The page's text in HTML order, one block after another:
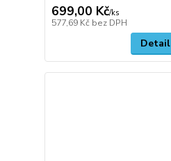
699,00 Kč/ks
577,69 Kč bez DPH
Detail